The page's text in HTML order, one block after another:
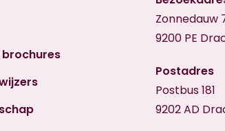
Zonnedauw
9200 PE
Postadres
Postbus 181
9202 AD